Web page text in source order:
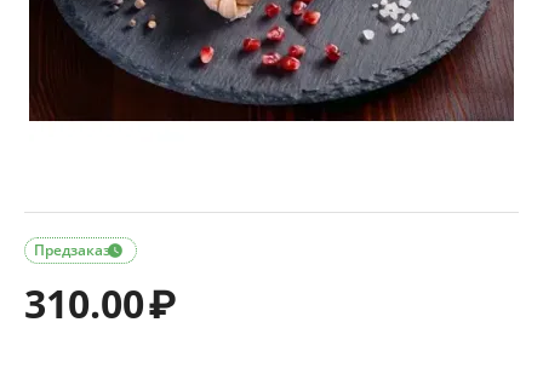

Предзаказ
310.00₽